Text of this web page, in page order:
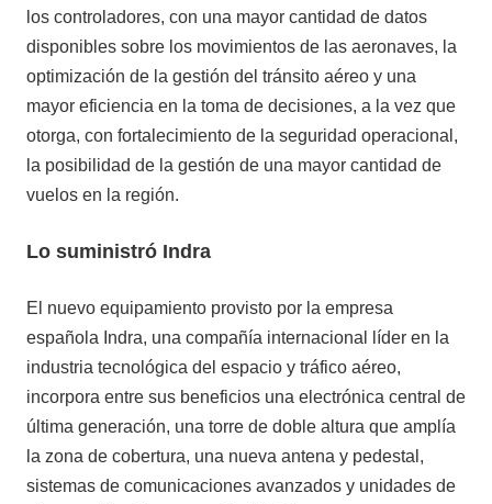
los controladores, con una mayor cantidad de datos
disponibles sobre los movimientos de las aeronaves, la
optimización de la gestión del tránsito aéreo y una
mayor eficiencia en la toma de decisiones, a la vez que
otorga, con fortalecimiento de la seguridad operacional,
la posibilidad de la gestión de una mayor cantidad de
vuelos en la región.
Lo suministró Indra
El nuevo equipamiento provisto por la empresa
española Indra, una compañía internacional líder en la
industria tecnológica del espacio y tráfico aéreo,
incorpora entre sus beneficios una electrónica central de
última generación, una torre de doble altura que amplía
la zona de cobertura, una nueva antena y pedestal,
sistemas de comunicaciones avanzados y unidades de